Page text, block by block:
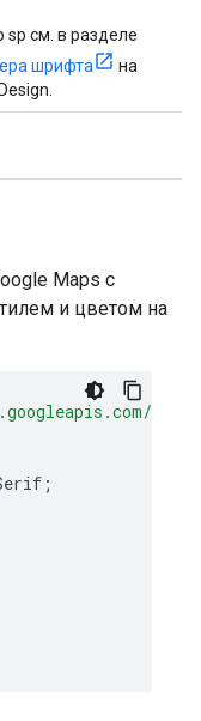
см. в разделе
шрифта
на
Maps с
и цветом на
;